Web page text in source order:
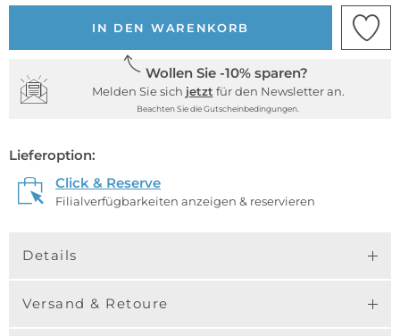
IN DEN WARENKORB
Wollen Sie -10% sparen?
Melden Sie sich jetzt für den Newsletter an.
Beachten Sie die Gutscheinbedingungen.
Lieferoption:
Click & Reserve
Filialverfügbarkeiten anzeigen & reservieren
Details
Versand & Retoure